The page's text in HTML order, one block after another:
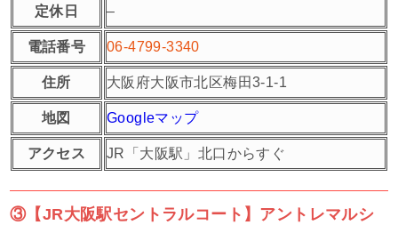
定休日 –
電話番号 06-4799-3340
住所 大阪府大阪市北区梅田3-1-1
地図 Googleマップ
アクセス JR「大阪駅」北口からすぐ
③【JR大阪駅セントラルコート】アントレマルシ